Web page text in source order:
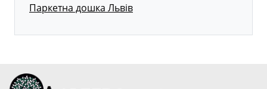
Паркетна дошка Львів